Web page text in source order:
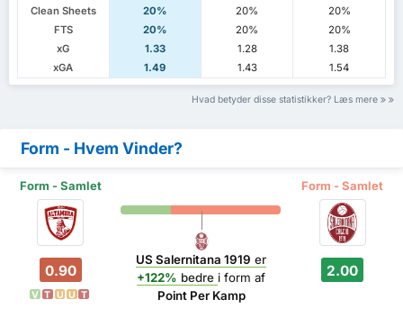
Clean Sheets
20% 20%
20%
FTS
20% 20%
20%
xG
1.33 1.28
1.38
xGA
1.49 1.43 1.54
Hvad betyder disse statistikker? Læs mere
Form - Hvem Vinder?
Form - Samlet Form - Samlet
0.90
V T U U T
US Salernitana 1919 er
+122% bedre i form af
Point Per Kamp
2.00